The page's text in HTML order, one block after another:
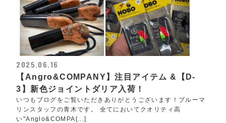
2025.06.16
【Angro&COMPANY】注目アイテム &【D-
3】新色ジョイントダリア入荷！
いつもブログをご覧いただきありがとうございます！ブルーマ
リンスタッフの青木です。 全てにおいてクオリティ高
い"Anglo&COMPA[...]